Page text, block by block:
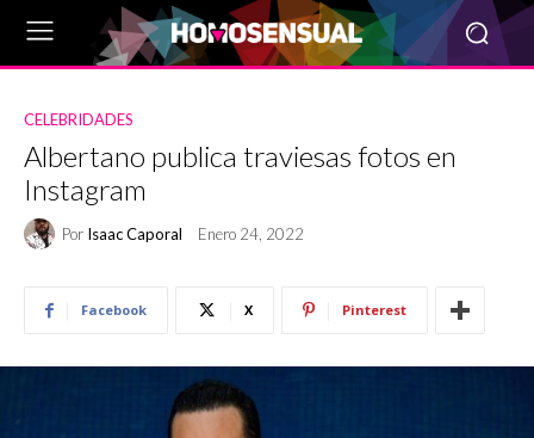
CELEBRIDADES
Albertano publica traviesas fotos en
Instagram
Por Isaac Caporal Enero 24, 2022
Facebook X Pinterest